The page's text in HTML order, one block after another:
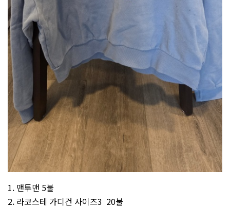
1. 맨투맨 5불
2. 라코스테 가디건 사이즈3 20불